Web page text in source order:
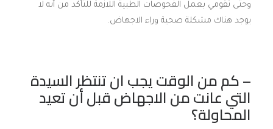
وحتى تقومي بعمل الفحوصات الطبية اللازمة للتأكد من أنه لا
يوجد هناك مشكلة صحية وراء الاجهاض.
– كم من الوقت يجب ان تنتظر السيدة
التي عانت من الاجهاض قبل أن تعيد
المحاولة؟